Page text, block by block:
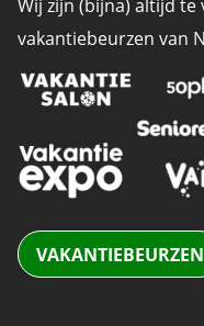
Wij zijn (bijna) altijd
vakantiebeurzen van
VAKANTIEBEURZEN